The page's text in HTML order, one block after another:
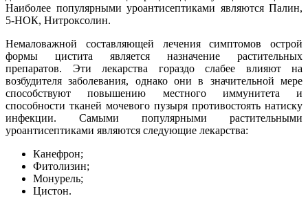
Наиболее популярными уроантисептиками являются Палин,
5-НОК, Нитроксолин.
Немаловажной составляющей лечения симптомов острой
формы цистита является назначение растительных
препаратов. Эти лекарства гораздо слабее влияют на
возбудителя заболевания, однако они в значительной мере
способствуют повышению местного иммунитета и
способности тканей мочевого пузыря противостоять натиску
инфекции. Самыми популярными растительными
уроантисептиками являются следующие лекарства:
Канефрон;
Фитолизин;
Монурель;
Цистон.